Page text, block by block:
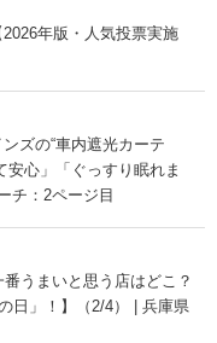
年版・人気投票実施
ズの“車内遮光カーテ
心」「ぐっすり眠れま
チ：2ページ目
うまいと思う店はどこ？
日」！】（2/4） | 兵庫県